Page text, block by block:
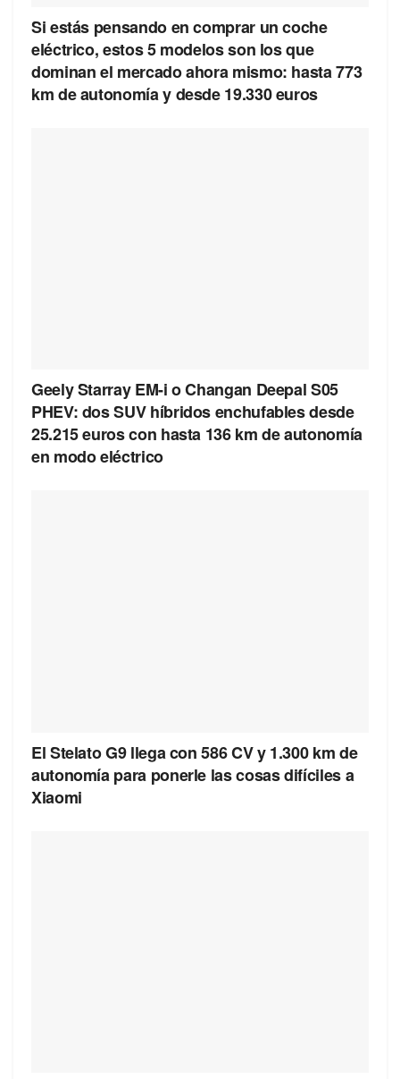
Si estás pensando en comprar un coche
eléctrico, estos 5 modelos son los que
dominan el mercado ahora mismo: hasta 773
km de autonomía y desde 19.330 euros
Geely Starray EM-i o Changan Deepal S05
PHEV: dos SUV híbridos enchufables desde
25.215 euros con hasta 136 km de autonomía
en modo eléctrico
El Stelato G9 llega con 586 CV y 1.300 km de
autonomía para ponerle las cosas difíciles a
Xiaomi